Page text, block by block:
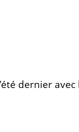
dernier